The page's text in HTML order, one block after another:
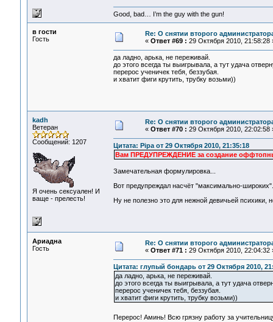
Good, bad… I’m the guy with the gun!
в гости
Гость
Re: О снятии второго
« Ответ #69 : 29 Октября 2010, 21:58:28
да ладно, арька, не переживай.
до этого всегда ты выигрывала, а тут удача
перерос ученичек тебя, беззубая.
и хватит фиги крутить, трубку возьми))
kadh
Ветеран
Сообщений: 1207
Я очень сексуален! И
ваще - прелесть!
Re: О снятии второго
« Ответ #70 : 29 Октября 2010, 22:02:58
Цитата: Pipa от 29 Октября 2010, 21:35:18
Вам ПРЕДУПРЕЖДЕНИЕ за создание
Замечательная формулировка...
Вот предупреждал насчёт "максимально-
Ну не полезно это для нежной девичьей психики,
Ариадна
Гость
Re: О снятии второго
« Ответ #71 : 29 Октября 2010, 22:04:32
Цитата: глупый бондарь от 29 Октября 2010,
да ладно, арька, не переживай.
до этого всегда ты выигрывала, а тут удача
перерос ученичек тебя, беззубая.
и хватит фиги крутить, трубку возьми))
Перерос! Аминь! Всю грязну работу за